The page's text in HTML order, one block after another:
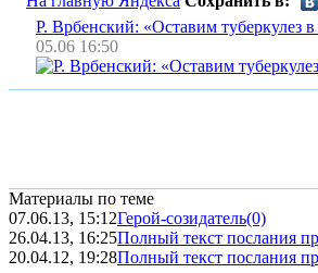
Р. Врбенский: «Оставим туберкулез
05.06 16:50
Материалы по теме
07.06.13, 15:12Герой-созидатель(0)
26.04.13, 16:25Полный текст послания
20.04.12, 19:28Полный текст послания